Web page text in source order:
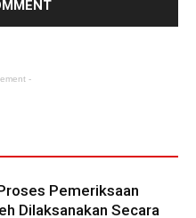
-
Pemeriksaan
Dilaksanakan Secara